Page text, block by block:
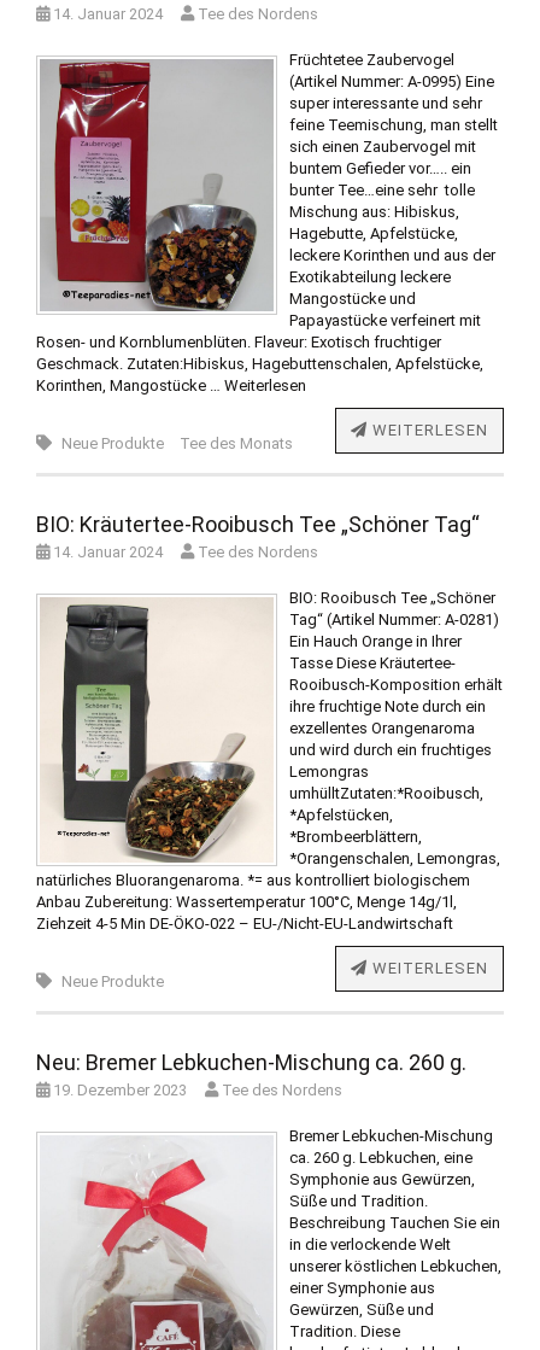
14. Januar 2024 Tee des Nordens
Früchtetee Zaubervogel
(Artikel Nummer: A-0995) Eine
super interessante und sehr
feine Teemischung, man stellt
sich einen Zaubervogel mit
buntem Gefieder vor….. ein
bunter Tee…eine sehr tolle
Mischung aus: Hibiskus,
Hagebutte, Apfelstücke,
leckere Korinthen und aus der
Exotikabteilung leckere
Mangostücke und
Papayastücke verfeinert mit
Rosen- und Kornblumenblüten. Flaveur: Exotisch fruchtiger
Geschmack. Zutaten:Hibiskus, Hagebuttenschalen, Apfelstücke,
Korinthen, Mangostücke … Weiterlesen
WEITERLESEN
Neue Produkte Tee des Monats
BIO: Kräutertee-Rooibusch Tee „Schöner Tag“
14. Januar 2024 Tee des Nordens
BIO: Rooibusch Tee „Schöner
Tag“ (Artikel Nummer: A-0281)
Ein Hauch Orange in Ihrer
Tasse Diese Kräutertee-
Rooibusch-Komposition erhält
ihre fruchtige Note durch ein
exzellentes Orangenaroma
und wird durch ein fruchtiges
Lemongras
umhülltZutaten:*Rooibusch,
*Apfelstücken,
*Brombeerblättern,
*Orangenschalen, Lemongras,
natürliches Bluorangenaroma. *= aus kontrolliert biologischem
Anbau Zubereitung: Wassertemperatur 100°C, Menge 14g/1l,
Ziehzeit 4-5 Min DE-ÖKO-022 – EU-/Nicht-EU-Landwirtschaft
WEITERLESEN
Neue Produkte
Neu: Bremer Lebkuchen-Mischung ca. 260 g.
19. Dezember 2023 Tee des Nordens
Bremer Lebkuchen-Mischung
ca. 260 g. Lebkuchen, eine
Symphonie aus Gewürzen,
Süße und Tradition.
Beschreibung Tauchen Sie ein
in die verlockende Welt
unserer köstlichen Lebkuchen,
einer Symphonie aus
Gewürzen, Süße und
Tradition. Diese